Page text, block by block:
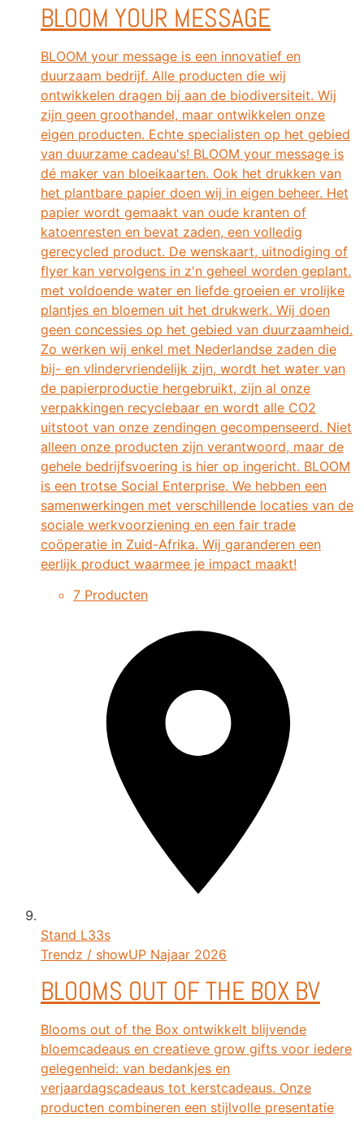
BLOOM YOUR MESSAGE
BLOOM your message is een innovatief en
duurzaam bedrijf. Alle producten die wij
ontwikkelen dragen bij aan de biodiversiteit. Wij
zijn geen groothandel, maar ontwikkelen onze
eigen producten. Echte specialisten op het gebied
van duurzame cadeau's! BLOOM your message is
dé maker van bloeikaarten. Ook het drukken van
het plantbare papier doen wij in eigen beheer. Het
papier wordt gemaakt van oude kranten of
katoenresten en bevat zaden, een volledig
gerecycled product. De wenskaart, uitnodiging of
flyer kan vervolgens in z'n geheel worden geplant.
met voldoende water en liefde groeien er vrolijke
plantjes en bloemen uit het drukwerk. Wij doen
geen concessies op het gebied van duurzaamheid.
Zo werken wij enkel met Nederlandse zaden die
bij- en vlindervriendelijk zijn, wordt het water van
de papierproductie hergebruikt, zijn al onze
verpakkingen recyclebaar en wordt alle CO2
uitstoot van onze zendingen gecompenseerd. Niet
alleen onze producten zijn verantwoord, maar de
gehele bedrijfsvoering is hier op ingericht. BLOOM
is een trotse Social Enterprise. We hebben een
samenwerkingen met verschillende locaties van de
sociale werkvoorziening en een fair trade
coöperatie in Zuid-Afrika. Wij garanderen een
eerlijk product waarmee je impact maakt!
7 Producten
Stand L33s
Trendz / showUP Najaar 2026
BLOOMS OUT OF THE BOX BV
Blooms out of the Box ontwikkelt blijvende
bloemcadeaus en creatieve grow gifts voor iedere
gelegenheid: van bedankjes en
verjaardagscadeaus tot kerstcadeaus. Onze
producten combineren een stijlvolle presentatie